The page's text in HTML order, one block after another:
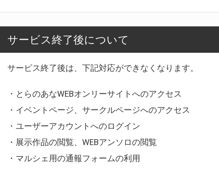
サービス終了後について
サービス終了後は、下記対応ができなくなります。
・とらのあなWEBオンリーサイトへのアクセス
・イベントページ、サークルページへのアクセス
・ユーザーアカウントへのログイン
・展示作品の閲覧、WEBアンソロの閲覧
・マルシェ用の通報フォームの利用